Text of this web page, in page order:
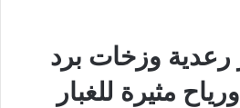
وزخات برد
ورياح مثيرة للغبار